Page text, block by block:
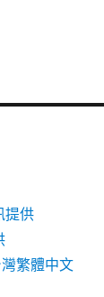
提供
繁體中文